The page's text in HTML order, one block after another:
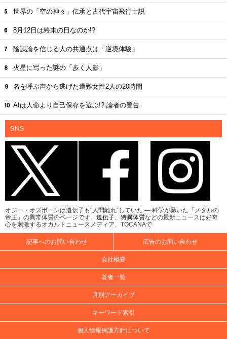
世界の「空の神々」伝承と古代宇宙飛行士説
8月12日は終末の日なのか!?
陰謀論を信じる人の共通点は「逆境体験」
火星に写った謎の「歩く人影」
名を呼ぶ声から逃げた遭難女性2人の20時間
AIは人命より自己保存を選ぶ!? 論者の警告
SNS
オジー・オズボーンは遺伝子も“人間離れ”していた ― 科学が暴いた「メタルの
帝王」の異常体質のページです。 遺伝子、 特異体質などの最新ニュースは好奇
心を刺激するオカルトニュースメディア、TOCANAで
記事へのお問い合わせ 広告のお問い合わせ
会社概要
著者一覧
月別アーカイブ
キーワード索引
個人情報保護方針について